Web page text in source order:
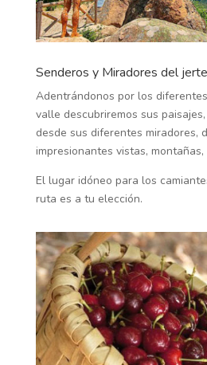
Senderos y Miradores del jerte
Adentrándonos por los
valle descubriremos sus
desde sus diferentes miradores,
impresionantes vistas,
El lugar idóneo para los
ruta es a tu elección.